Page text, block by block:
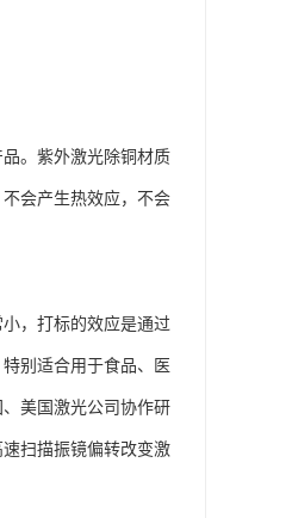
。紫外激光除铜材质
会产生热效应，不会
，打标的效应是通过
别适合用于食品、医
美国激光公司协作研
扫描振镜偏转改变激